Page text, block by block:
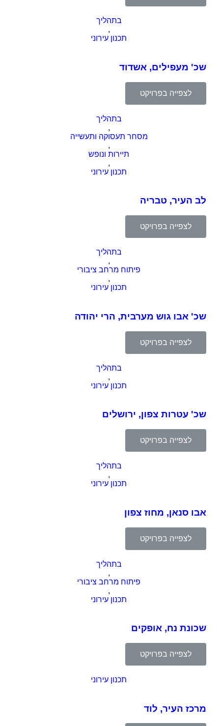
בתהליך
,
תכנון עירוני
שכ' מעפילים, אשדוד
לצפייה בפרויקט
בתהליך
,
מסחר תעסוקה ותעשייה
,
תיירות ונופש
,
תכנון עירוני
לב העיר, טבריה
לצפייה בפרויקט
בתהליך
,
פיתוח מרחב ציבורי
,
תכנון עירוני
שכ' אבו גוש מערבית, הרי יהודה
לצפייה בפרויקט
בתהליך
,
תכנון עירוני
שכ' עטרות צפון, ירושלים
לצפייה בפרויקט
בתהליך
,
תכנון עירוני
אבו סנאן, מחוז צפון
לצפייה בפרויקט
בתהליך
,
פיתוח מרחב ציבורי
,
תכנון עירוני
שכונת נח, אופקים
לצפייה בפרויקט
תכנון עירוני
מרכז העיר, לוד